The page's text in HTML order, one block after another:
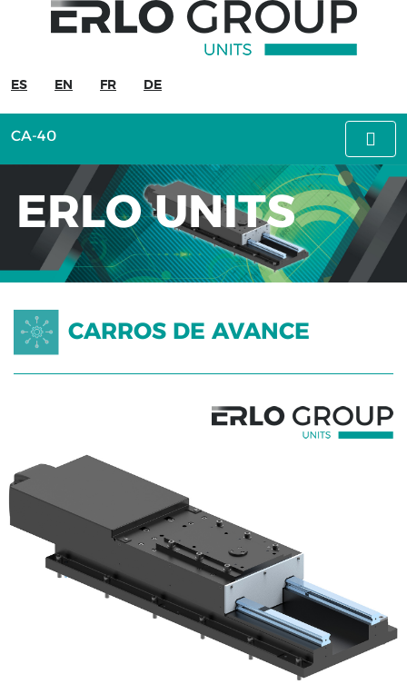
ES EN FR DE
CA-40
UNITS
Carros
de
16
CA-
30
CA-
40
ERLO UNITS
CARROS DE AVANCE